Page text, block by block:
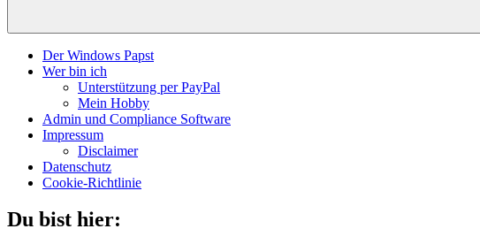
Der Windows Papst
Wer bin ich
Unterstützung per PayPal
Mein Hobby
Admin und Compliance Software
Impressum
Disclaimer
Datenschutz
Cookie-Richtlinie
Du bist hier: